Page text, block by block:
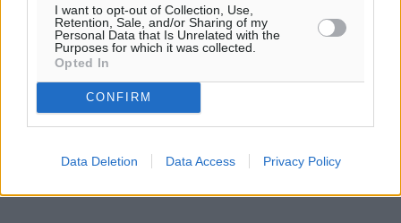
I want to opt-out of Collection, Use,
Retention, Sale, and/or Sharing of my
Personal Data that Is Unrelated with the
Purposes for which it was collected.
Opted In
CONFIRM
Data Deletion Data Access Privacy Policy